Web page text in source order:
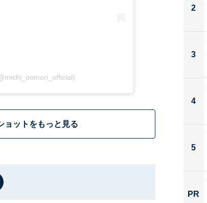
ョットをもっと見る
2
3
4
5
PR